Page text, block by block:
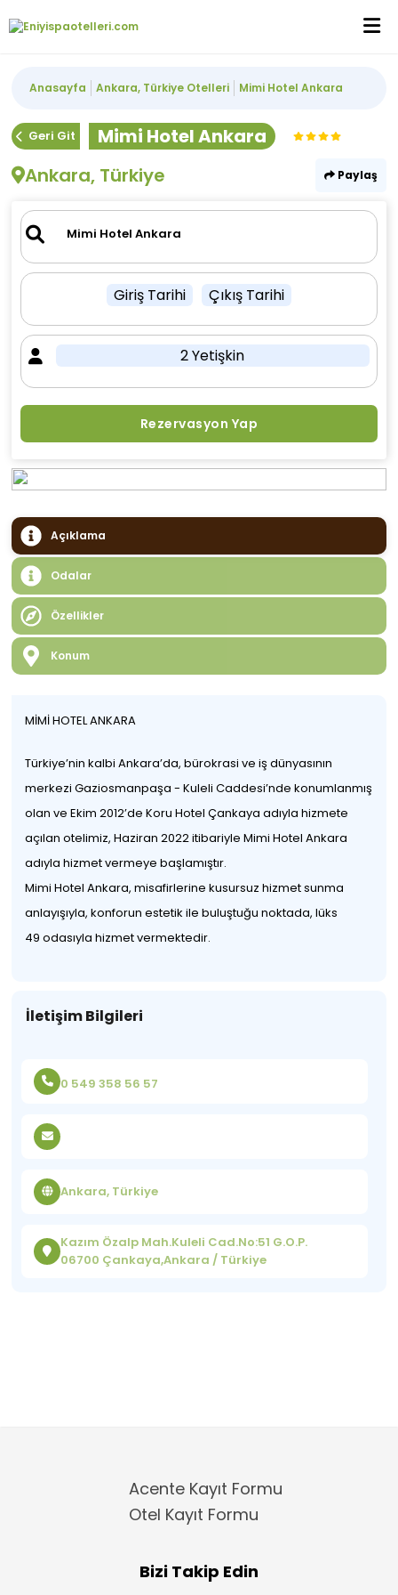
Anasayfa Ankara, Türkiye Otelleri Mimi Hotel Ankara
Geri Git
Mimi Hotel Ankara
Ankara, Türkiye
Paylaş
Giriş Tarihi Çıkış Tarihi
2 Yetişkin
Rezervasyon Yap
Açıklama
Odalar
Özellikler
Konum
MİMİ HOTEL ANKARA
Türkiye’nin kalbi Ankara’da, bürokrasi ve iş dünyasının
merkezi Gaziosmanpaşa - Kuleli Caddesi’nde konumlanmış
olan ve Ekim 2012’de Koru Hotel Çankaya adıyla hizmete
açılan otelimiz, Haziran 2022 itibariyle Mimi Hotel Ankara
adıyla hizmet vermeye başlamıştır.
Mimi Hotel Ankara, misafirlerine kusursuz hizmet sunma
anlayışıyla, konforun estetik ile buluştuğu noktada, lüks
49 odasıyla hizmet vermektedir.
İletişim Bilgileri
0 549 358 56 57
Ankara, Türkiye
Kazım Özalp Mah.Kuleli Cad.No:51 G.O.P.
06700 Çankaya,Ankara / Türkiye
Acente Kayıt Formu
Otel Kayıt Formu
Bizi Takip Edin